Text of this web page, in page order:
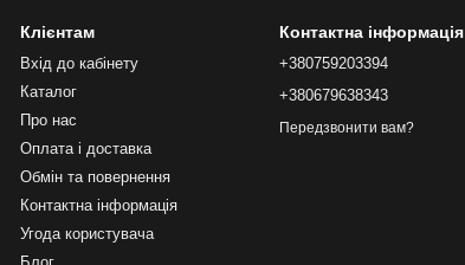
Клієнтам
Вхід до кабінету
Каталог
Про нас
Оплата і доставка
Обмін та повернення
Контактна інформація
Угода користувача
Контактна інформація
+380759203394
+380679638343
Передзвонити вам?